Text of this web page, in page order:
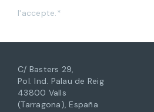
l'accepte.*
C/ Basters 29,
Pol. Ind. Palau de Reig
43800 Valls
(Tarragona), España